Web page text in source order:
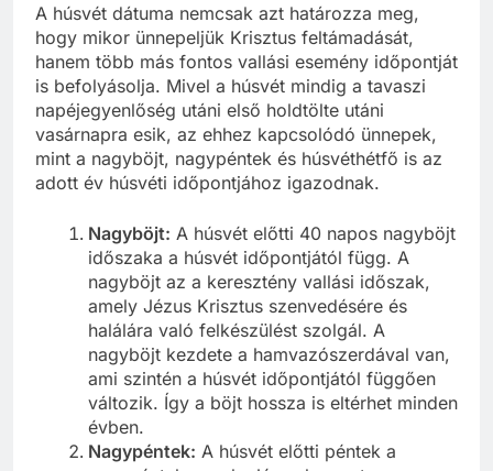
A húsvét dátuma nemcsak azt határozza meg,
hogy mikor ünnepeljük Krisztus feltámadását,
hanem több más fontos vallási esemény időpontját
is befolyásolja. Mivel a húsvét mindig a tavaszi
napéjegyenlőség utáni első holdtölte utáni
vasárnapra esik, az ehhez kapcsolódó ünnepek,
mint a nagyböjt, nagypéntek és húsvéthétfő is az
adott év húsvéti időpontjához igazodnak.
Nagyböjt: A húsvét előtti 40 napos nagyböjt
időszaka a húsvét időpontjától függ. A
nagyböjt az a keresztény vallási időszak,
amely Jézus Krisztus szenvedésére és
halálára való felkészülést szolgál. A
nagyböjt kezdete a hamvazószerdával van,
ami szintén a húsvét időpontjától függően
változik. Így a böjt hossza is eltérhet minden
évben.
Nagypéntek: A húsvét előtti péntek a